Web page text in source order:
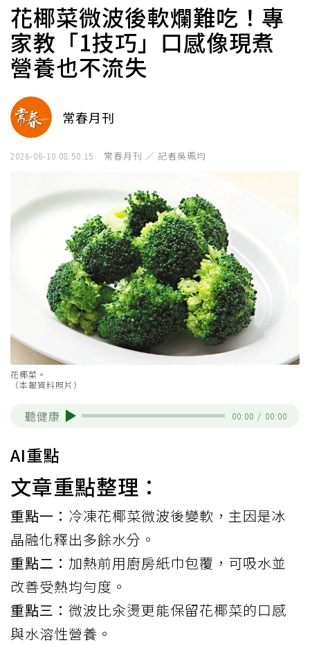
花椰菜微波後軟爛難吃！專
家教「1技巧」口感像現煮
營養也不流失
常春月刊
2026-06-10 08:50:15 常春月刊 ／ 記者吳珮均
花椰菜。
（本報資料照片）
聽健康 00:00 / 00:00
AI重點
文章重點整理：
重點一： 冷凍花椰菜微波後變軟，主因是冰
晶融化釋出多餘水分。
重點二： 加熱前用廚房紙巾包覆，可吸水並
改善受熱均勻度。
重點三： 微波比汆燙更能保留花椰菜的口感
與水溶性營養。